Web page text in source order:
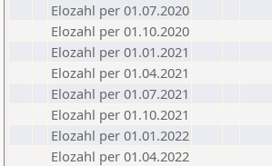
Elozahl per 01.07.2020
Elozahl per 01.10.2020
Elozahl per 01.01.2021
Elozahl per 01.04.2021
Elozahl per 01.07.2021
Elozahl per 01.10.2021
Elozahl per 01.01.2022
Elozahl per 01.04.2022